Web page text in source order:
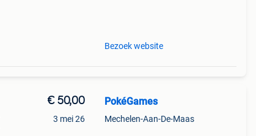
Bezoek website
€ 50,00
3 mei 26
PokéGames
Mechelen-Aan-De-Maas